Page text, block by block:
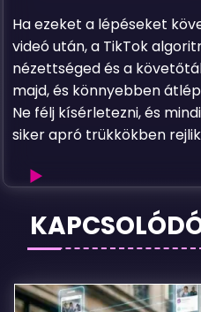
szabadulj
a
Ha ezeket a lépéseket
videó után, a TikTok
nézettséged és a
majd, és könnyebben
Ne félj kísérletezni, és
siker apró trükkökben